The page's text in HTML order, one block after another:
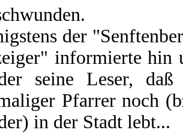
der
informierte hin
seine Leser,
Pfarrer noch
in der Stadt lebt...